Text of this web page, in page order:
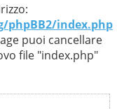
index.php
puoi cancellare
file "index.php"